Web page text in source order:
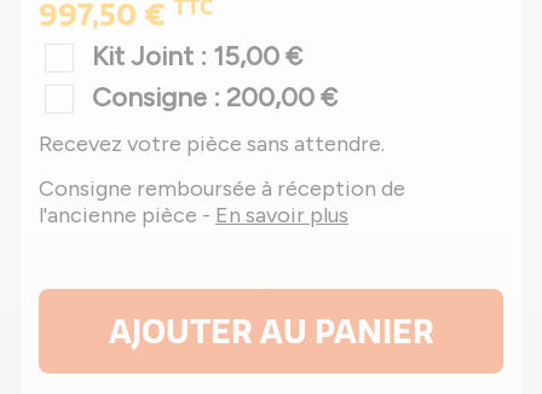
997,50 € TTC
Kit Joint : 15,00 €
Consigne : 200,00 €
Recevez votre pièce sans attendre.
Consigne remboursée à réception de
l'ancienne pièce - En savoir plus
AJOUTER AU PANIER